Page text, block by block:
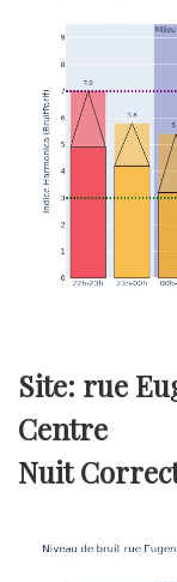
Site: rue
Centre
Nuit